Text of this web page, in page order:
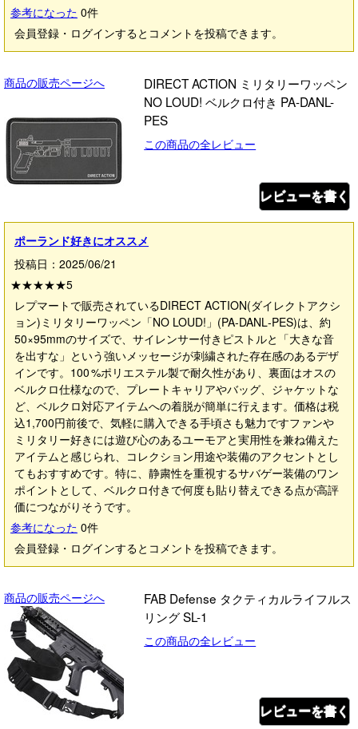
参考になった 0件
会員登録・ログインするとコメントを投稿できます。
商品の販売ページへ
DIRECT ACTION ミリタリーワッペン
NO LOUD! ベルクロ付き PA-DANL-
PES
この商品の全レビュー
レビューを書く
ポーランド好きにオススメ
投稿日：2025/06/21
★★★★★5
レプマートで販売されているDIRECT ACTION(ダイレクトアクシ
ョン)ミリタリーワッペン「NO LOUD!」(PA‑DANL‑PES)は、約
50×95mmのサイズで、サイレンサー付きピストルと「大きな音
を出すな」という強いメッセージが刺繍された存在感のあるデザ
インです。100 %ポリエステル製で耐久性があり、裏面はオスの
ベルクロ仕様なので、プレートキャリアやバッグ、ジャケットな
ど、ベルクロ対応アイテムへの着脱が簡単に行えます。価格は税
込1,700円前後で、気軽に購入できる手頃さも魅力ですファンや
ミリタリー好きには遊び心のあるユーモアと実用性を兼ね備えた
アイテムと感じられ、コレクション用途や装備のアクセントとし
てもおすすめです。特に、静粛性を重視するサバゲー装備のワン
ポイントとして、ベルクロ付きで何度も貼り替えできる点が高評
価につながりそうです。
参考になった 0件
会員登録・ログインするとコメントを投稿できます。
商品の販売ページへ
FAB Defense タクティカルライフルス
リング SL-1
この商品の全レビュー
レビューを書く